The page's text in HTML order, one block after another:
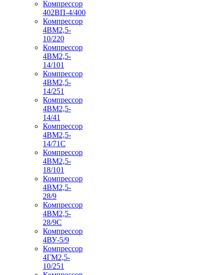
Компрессор
402ВП-4/400
Компрессор
4ВМ2,5-
10/220
Компрессор
4ВМ2,5-
14/101
Компрессор
4ВМ2,5-
14/251
Компрессор
4ВМ2,5-
14/41
Компрессор
4ВМ2,5-
14/71C
Компрессор
4ВМ2,5-
18/101
Компрессор
4ВМ2,5-
28/9
Компрессор
4ВМ2,5-
28/9С
Компрессор
4ВУ-5/9
Компрессор
4ГМ2,5-
10/251